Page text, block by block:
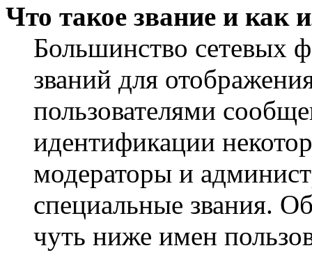
Что такое звание и как
Большинство сетевых
званий для
пользователями
идентификации
модераторы и
специальные звания.
чуть ниже имен